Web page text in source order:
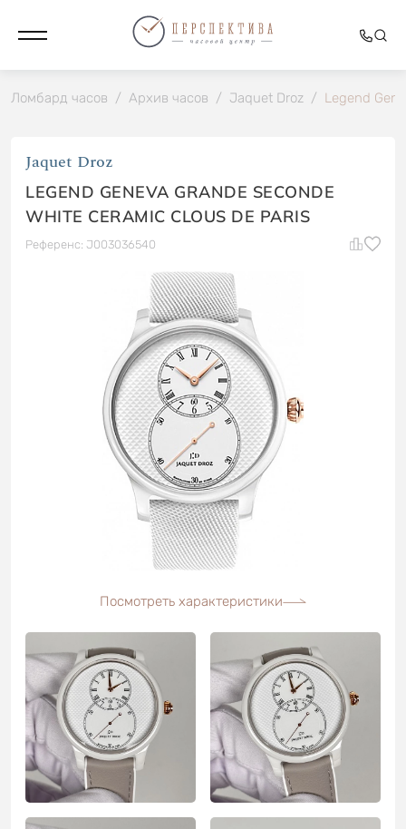
Ломбард часов / Архив часов / Jaquet Droz / Legend
Jaquet Droz
LEGEND GENEVA GRANDE SECONDE
WHITE CERAMIC CLOUS DE PARIS
Референс: J003036540
Посмотреть характеристики